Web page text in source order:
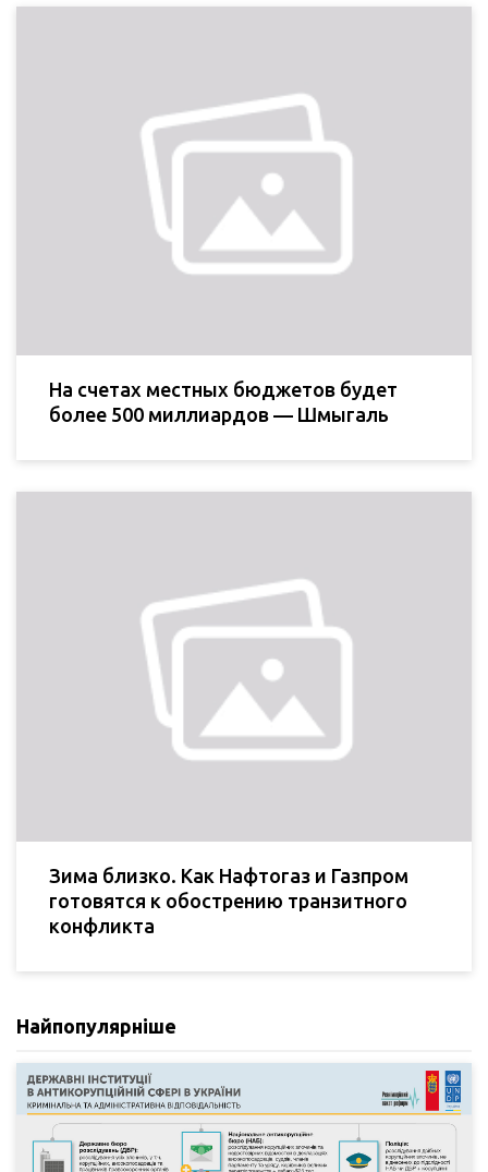
На счетах местных бюджетов будет
более 500 миллиардов — Шмыгаль
Зима близко. Как Нафтогаз и Газпром
готовятся к обострению транзитного
конфликта
Найпопулярніше